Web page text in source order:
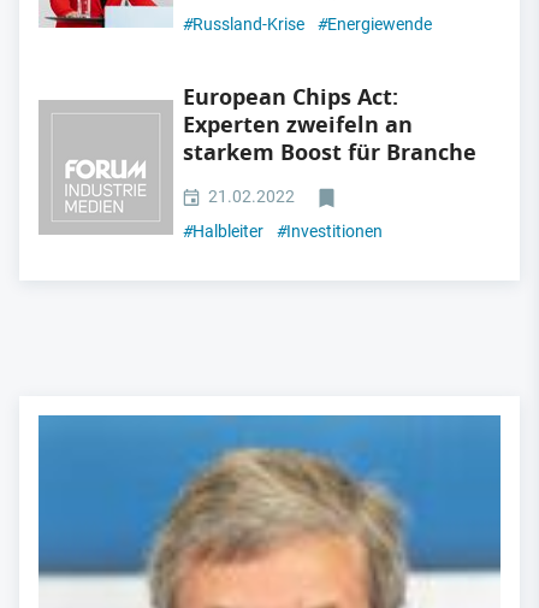
#Russland-Krise #Energiewende
European Chips Act:
Experten zweifeln an
starkem Boost für Branche
21.02.2022
#Halbleiter #Investitionen